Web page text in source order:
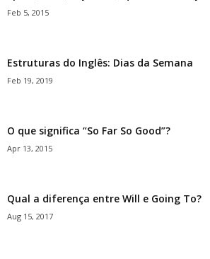
Feb 5, 2015
Estruturas do Inglês: Dias da Semana
Feb 19, 2019
O que significa “So Far So Good”?
Apr 13, 2015
Qual a diferença entre Will e Going To?
Aug 15, 2017